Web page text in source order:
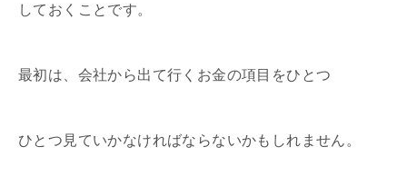
しておくことです。
最初は、会社から出て行くお金の項目をひとつ
ひとつ見ていかなければならないかもしれません。